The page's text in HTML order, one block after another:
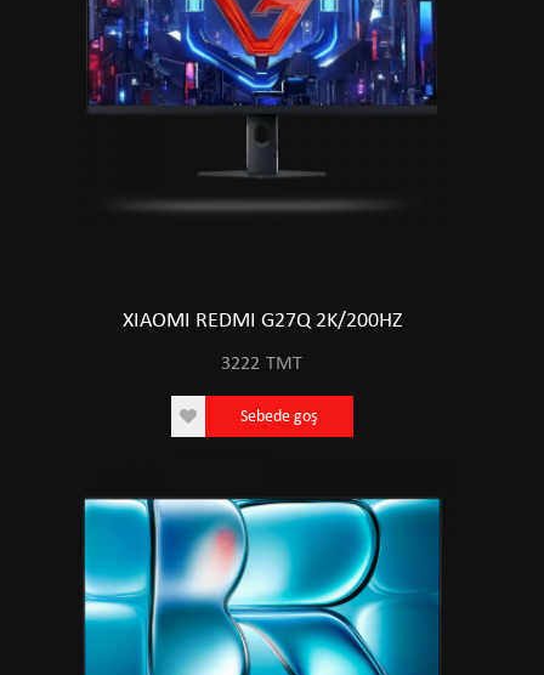
XIAOMI REDMI G27Q 2K/200HZ
3222 TMT
Sebede goş